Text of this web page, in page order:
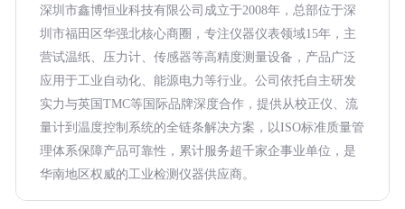
深圳市鑫博恒业科技有限公司成立于2008年，总部位于深
圳市福田区华强北核心商圈，专注仪器仪表领域15年，主
营试温纸、压力计、传感器等高精度测量设备，产品广泛
应用于工业自动化、能源电力等行业。公司依托自主研发
实力与英国TMC等国际品牌深度合作，提供从校正仪、流
量计到温度控制系统的全链条解决方案，以ISO标准质量管
理体系保障产品可靠性，累计服务超千家企事业单位，是
华南地区权威的工业检测仪器供应商。